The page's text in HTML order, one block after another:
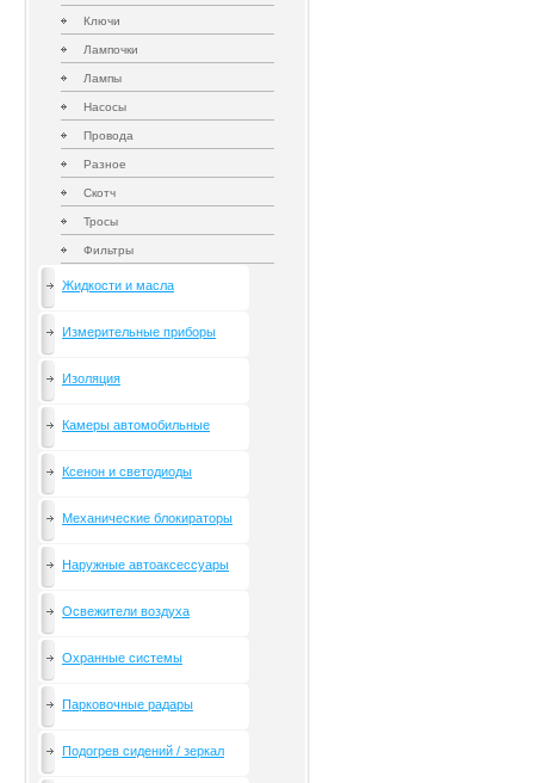
Ключи
Лампочки
Лампы
Насосы
Провода
Разное
Скотч
Тросы
Фильтры
Жидкости и масла
Измерительные приборы
Изоляция
Камеры автомобильные
Ксенон и светодиоды
Механические блокираторы
Наружные автоаксессуары
Освежители воздуха
Охранные системы
Парковочные радары
Подогрев сидений / зеркал